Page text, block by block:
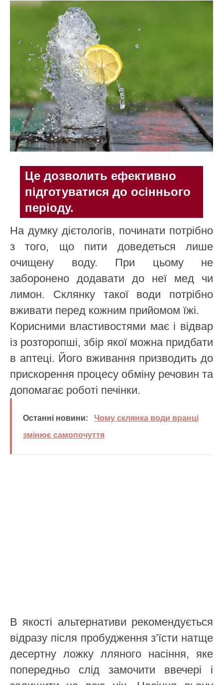
Це дозволить ефективно
підготуватися до осіннього
періоду.
На думку дієтологів, починати потрібно
з того, що пити доведеться лише
очищену воду. При цьому не
заборонено додавати до неї мед чи
лимон. Склянку такої води потрібно
вживати перед кожним прийомом їжі.
Корисними властивостями має і відвар
із розторопші, збір якої можна придбати
в аптеці. Його вживання призводить до
прискорення процесу обміну речовин та
допомагає роботі печінки.
Останні новини:
Чому склянка води вранці
змінює самопочуття
В якості альтернативи рекомендується
відразу після пробудження з’їсти натще
десертну ложку лляного насіння, яке
попередньо слід замочити ввечері і